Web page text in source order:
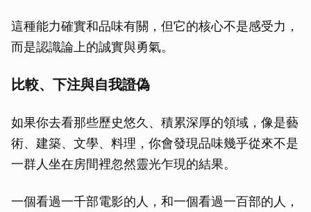
這種能力確實和品味有關，但它的核心不是感受力，
而是認識論上的誠實與勇氣。
比較、下注與自我證偽
如果你去看那些歷史悠久、積累深厚的領域，像是藝
術、建築、文學、料理，你會發現品味幾乎從來不是
一群人坐在房間裡忽然靈光乍現的結果。
一個看過一千部電影的人，和一個看過一百部的人，